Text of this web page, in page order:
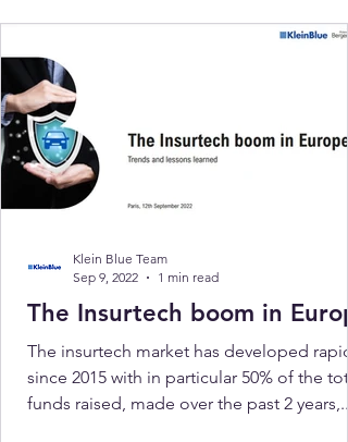
The Insurtech boom in
The insurtech market has developed
since 2015 with in particular 50% of the
funds raised, made over the past 2 years,...
Klein Blue Team
Sep 9, 2022
1 min read